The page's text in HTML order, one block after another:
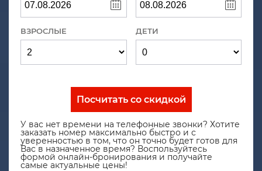
ВЗРОСЛЫЕ ДЕТИ
Посчитать со скидкой
У вас нет времени на телефонные звонки? Хотите
заказать номер максимально быстро и с
уверенностью в том, что он точно будет готов для
Вас в назначенное время? Воспользуйтесь
формой онлайн-бронирования и получайте
самые актуальные цены!